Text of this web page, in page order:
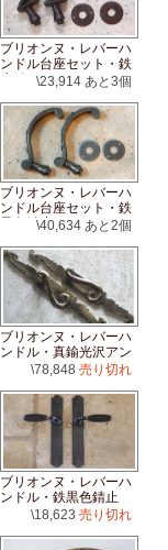
ブリオンヌ・レバーハ
ンドル台座セット・鉄
赤錆ワックス
\23,914 あと3個
ブリオンヌ・レバーハ
ンドル台座セット・鉄
黒色錆止め
\40,634 あと2個
ブリオンヌ・レバーハ
ンドル・真鍮光沢アン
ティーク\78,848 売り切れ
ブリオンヌ・レバーハ
ンドル・鉄黒色錆止
\18,623 売り切れ